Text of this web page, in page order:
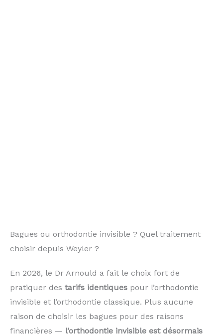
Bagues ou orthodontie invisible ? Quel traitement
choisir depuis Weyler ?
En 2026, le Dr Arnould a fait le choix fort de
pratiquer des tarifs identiques pour l’orthodontie
invisible et l’orthodontie classique. Plus aucune
raison de choisir les bagues pour des raisons
financières — l’orthodontie invisible est désormais